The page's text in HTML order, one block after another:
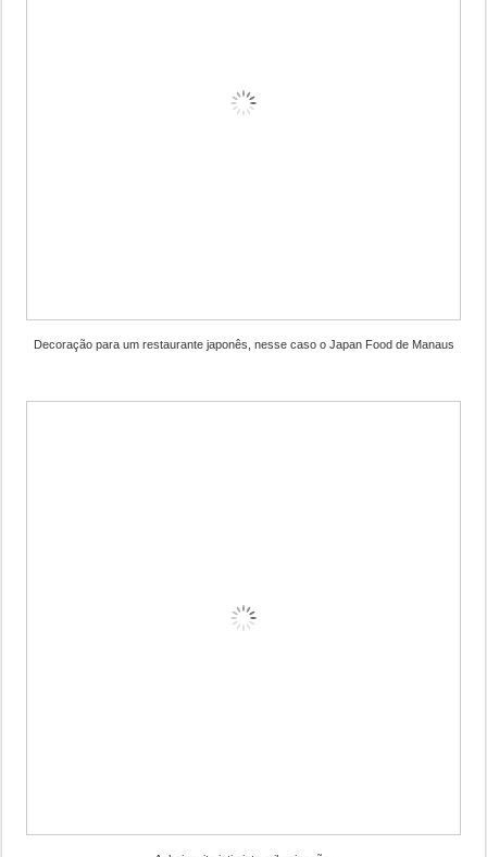
Decoração para um restaurante japonês, nesse caso o Japan Food de Manaus